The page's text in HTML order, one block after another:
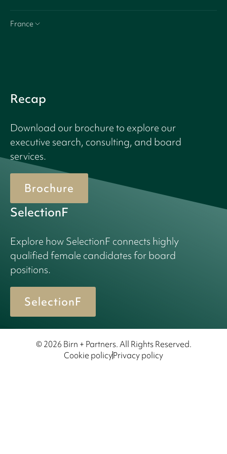
France
Recap
Download our brochure to explore our
executive search, consulting, and board
services.
Brochure
SelectionF
Explore how SelectionF connects highly
qualified female candidates for board
positions.
SelectionF
© 2026 Birn + Partners. All Rights Reserved.
Cookie policyPrivacy policy